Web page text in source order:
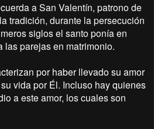
a San Valentín, patrono de
tradición, durante la persecución
siglos el santo ponía en
las parejas en matrimonio.
por haber llevado su amor
vida por Él. Incluso hay quienes
a este amor, los cuales son